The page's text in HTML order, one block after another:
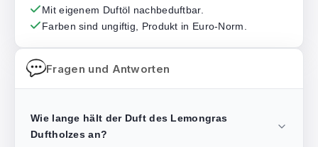
Mit eigenem Duftöl nachbeduftbar.
Farben sind ungiftig, Produkt in Euro-Norm.
Fragen und Antworten
Wie lange hält der Duft des Lemongras
Duftholzes an?